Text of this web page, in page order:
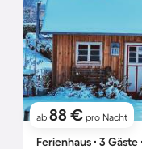
ab 88 € pro Nacht
Ferienhaus ∙ 3 Gäste